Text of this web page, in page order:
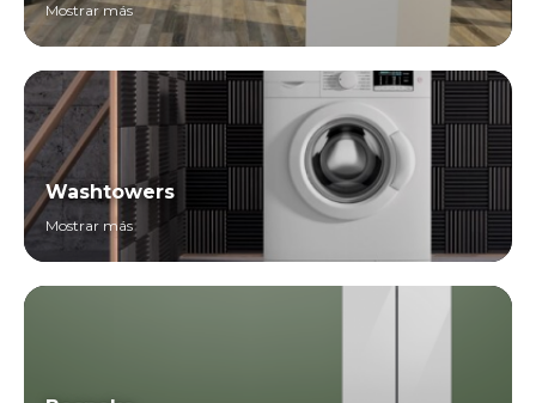
Mostrar más
Washtowers
Mostrar más